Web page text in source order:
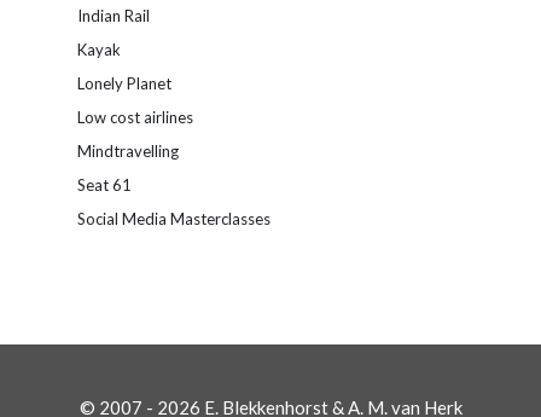
Indian Rail
Kayak
Lonely Planet
Low cost airlines
Mindtravelling
Seat 61
Social Media Masterclasses
© 2007 - 2026 E. Blekkenhorst & A. M. van Herk